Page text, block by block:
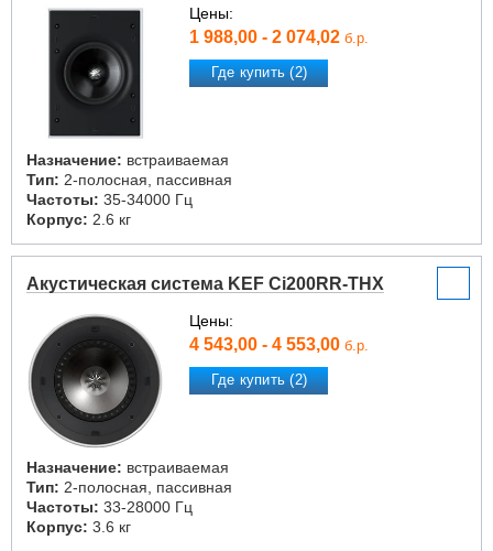
Цены:
1 988,00 - 2 074,02 б.р.
Где купить (2)
Назначение: встраиваемая
Тип: 2-полосная, пассивная
Частоты: 35-34000 Гц
Корпус: 2.6 кг
Акустическая система KEF Ci200RR-THX
Цены:
4 543,00 - 4 553,00 б.р.
Где купить (2)
Назначение: встраиваемая
Тип: 2-полосная, пассивная
Частоты: 33-28000 Гц
Корпус: 3.6 кг